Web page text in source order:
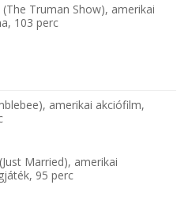
Truman Show), amerikai
103 perc
amerikai akciófilm,
Married), amerikai
95 perc